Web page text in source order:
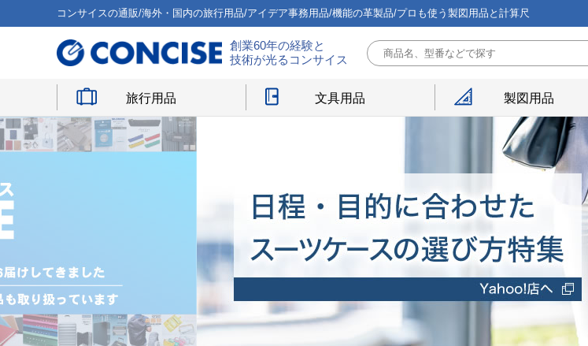
コンサイスの通販/海外・国内の旅行用品/アイデア事務用品/機能の革製品/プロも使う製図用品と計算尺
創業60年の経験と
技術が光るコンサイス
旅行用品 文具用品 製図用品